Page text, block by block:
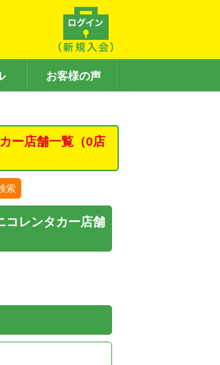
お客様の声
ー店舗一覧（0店
索
コレンタカー店舗